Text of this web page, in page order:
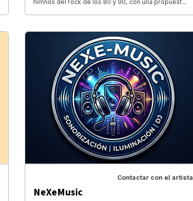
himnos del rock de los 80 y 90, con una propuest...
Contactar con el artista
NeXeMusic